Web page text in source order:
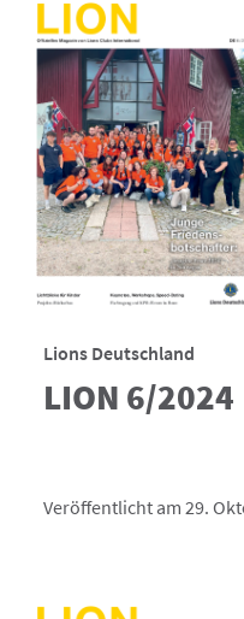
Lions Deutschland
LION 6/2024
Veröffentlicht am 29.